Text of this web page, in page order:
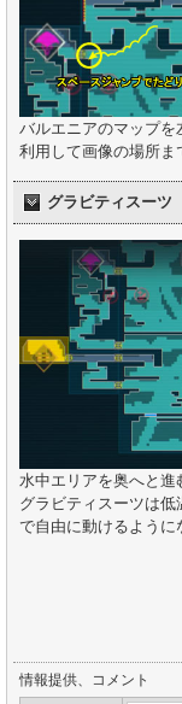
バルエニアのマップを
利用して画像の場所ま
グラビティスーツ
水中エリアを奥へと進
グラビティスーツは
で自由に動けるように
情報提供、コメント